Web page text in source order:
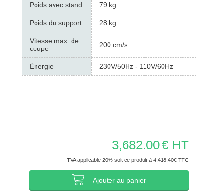
Poids avec stand 79 kg
Poids du support 28 kg
Vitesse max. de
coupe
200 cm/s
Énergie 230V/50Hz - 110V/60Hz
3,682.00€ HT
TVA applicable 20% soit ce produit à 4,418.40€ TTC
Ajouter au panier